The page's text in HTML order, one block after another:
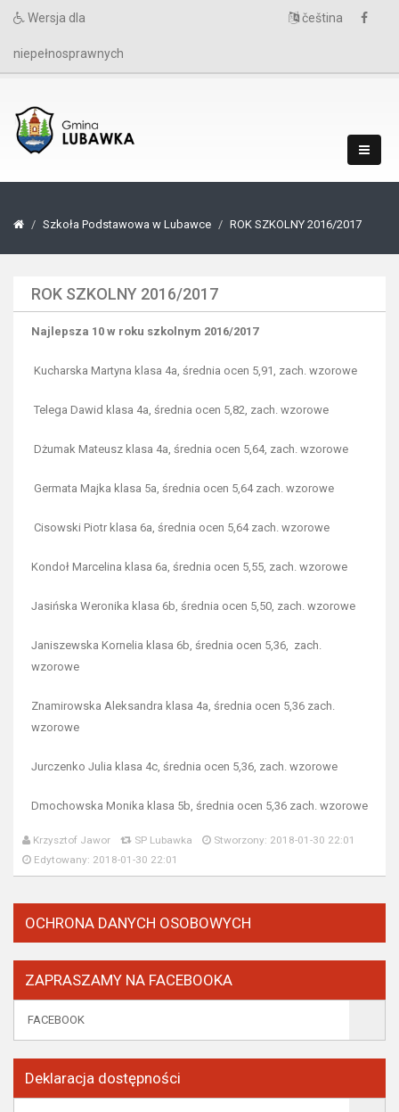
Wersja dla
niepełnosprawnych
čeština
Szkoła Podstawowa w Lubawce ROK SZKOLNY 2016/2017
ROK SZKOLNY 2016/2017
Najlepsza 10 w roku szkolnym 2016/2017
Kucharska Martyna klasa 4a, średnia ocen 5,91, zach. wzorowe
Telega Dawid klasa 4a, średnia ocen 5,82, zach. wzorowe
Dżumak Mateusz klasa 4a, średnia ocen 5,64, zach. wzorowe
Germata Majka klasa 5a, średnia ocen 5,64 zach. wzorowe
Cisowski Piotr klasa 6a, średnia ocen 5,64 zach. wzorowe
Kondoł Marcelina klasa 6a, średnia ocen 5,55, zach. wzorowe
Jasińska Weronika klasa 6b, średnia ocen 5,50, zach. wzorowe
Janiszewska Kornelia klasa 6b, średnia ocen 5,36, zach.
wzorowe
Znamirowska Aleksandra klasa 4a, średnia ocen 5,36 zach.
wzorowe
Jurczenko Julia klasa 4c, średnia ocen 5,36, zach. wzorowe
Dmochowska Monika klasa 5b, średnia ocen 5,36 zach. wzorowe
Krzysztof Jawor SP Lubawka
Stworzony: 2018-01-30 22:01
Edytowany: 2018-01-30 22:01
OCHRONA DANYCH OSOBOWYCH
ZAPRASZAMY NA FACEBOOKA
FACEBOOK
Deklaracja dostępności